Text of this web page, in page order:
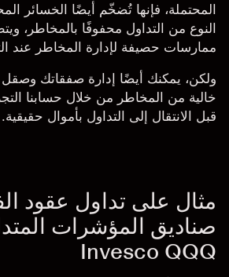
المحتملة، فإنها تُضخّم أيضًا الخسائر
النوع من التداول محفوفًا بالمخاطر،
ممارسات حصيفة لإدارة المخاطر عند
ولكن، يمكنك أيضًا إدارة صفقاتك وصقل
خالية من المخاطر من خلال حسابنا
قبل الانتقال إلى التداول بأموال حقيقية.
مثال على تداول عقود
صناديق المؤشرات
Invesco QQQ